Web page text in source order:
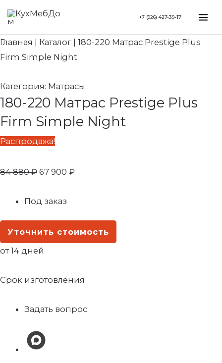
Перейти
содержимому
+7 (926) 427-39-17
Главная Каталог
180-220 Матрас Prestige Plus
Firm Simple Night
Категория: Матрасы
180-220 Матрас Prestige Plus
Firm Simple Night
Распродажа!
84 880₽
Первоначальная
составляла
84
67 900 ₽
67
Под заказ
Уточнить стоимость
от 14 дней
Срок изготовления
Задать вопрос
Search...